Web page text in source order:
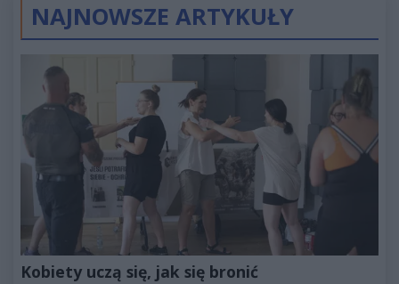
NAJNOWSZE ARTYKUŁY
Kobiety uczą się, jak się bronić